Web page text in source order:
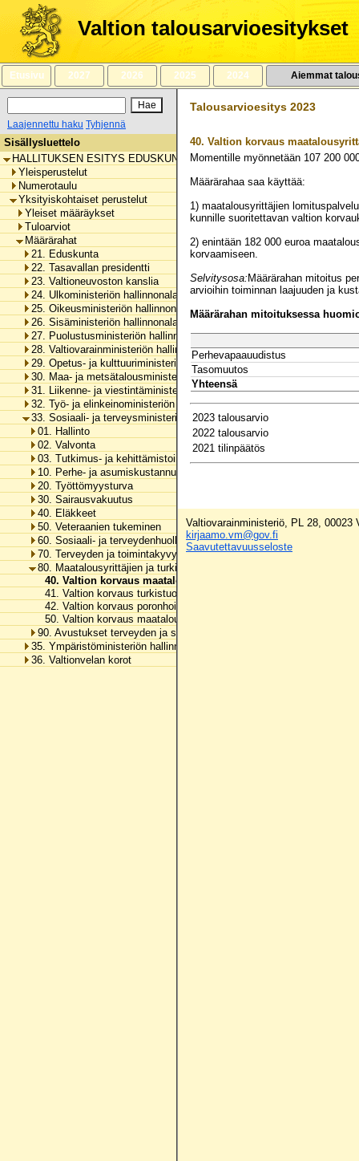
Siirry
sisältöön
Valtion talousarvioesitykset
Etusivu 2027 2026 2025 2024 Aiemmat
Laajennettu haku Tyhjennä
Sisällysluettelo
HALLITUKSEN ESITYS EDUSKUNNALLE VALTION TALOUSARVIOKSI
Yleisperustelut
Numerotaulu
Yksityiskohtaiset perustelut
Yleiset määräykset
Tuloarviot
Määrärahat
21. Eduskunta
22. Tasavallan presidentti
23. Valtioneuvoston kanslia
24. Ulkoministeriön hallinnonala
25. Oikeusministeriön hallinnonala
26. Sisäministeriön hallinnonala
27. Puolustusministeriön hallinnonala
28. Valtiovarainministeriön hallinnonala
29. Opetus- ja kulttuuriministeriön hallinnonala
30. Maa- ja metsätalousministeriön hallinnonala
31. Liikenne- ja viestintäministeriön hallinnonala
32. Työ- ja elinkeinoministeriön hallinnonala
33. Sosiaali- ja terveysministeriön hallinnonala
01. Hallinto
02. Valvonta
03. Tutkimus- ja kehittämistoiminta
10. Perhe- ja asumiskustannusten tasaus, perustoimeentulotuki ja
20. Työttömyysturva
30. Sairausvakuutus
40. Eläkkeet
50. Veteraanien tukeminen
60. Sosiaali- ja terveydenhuollon tukeminen
70. Terveyden ja toimintakyvyn edistäminen
80. Maatalousyrittäjien ja turkistuottajien lomitustoiminta
40. Valtion korvaus maatalousyrittäjien lomituspalvelujen
41. Valtion korvaus turkistuottajien lomituspalvelujen kustannuksiin
42. Valtion korvaus poronhoitajien sijaisavun kustannuksiin
50. Valtion korvaus maatalousyrittäjien ja turkistuottajien
90. Avustukset terveyden ja sosiaalisen hyvinvoinnin edistämiseen
35. Ympäristöministeriön hallinnonala
36. Valtionvelan korot
Talousarvioesitys 2023
40. Valtion korvaus
Momentille myönnetään 107 200
Määrärahaa saa käyttää:
1) maatalousyrittäjien
kunnille suoritettavan valtion
2) enintään 182 000 euroa
korvaamiseen.
Selvitysosa: Määrärahan mitoitus
arvioihin toiminnan laajuuden ja
Määrärahan mitoituksessa
Perhevapaauudistus
Tasomuutos
Yhteensä
2023 talousarvio
2022 talousarvio
2021 tilinpäätös
Valtiovarainministeriö, PL 28, 00023
kirjaamo.vm@gov.fi
Saavutettavuusseloste